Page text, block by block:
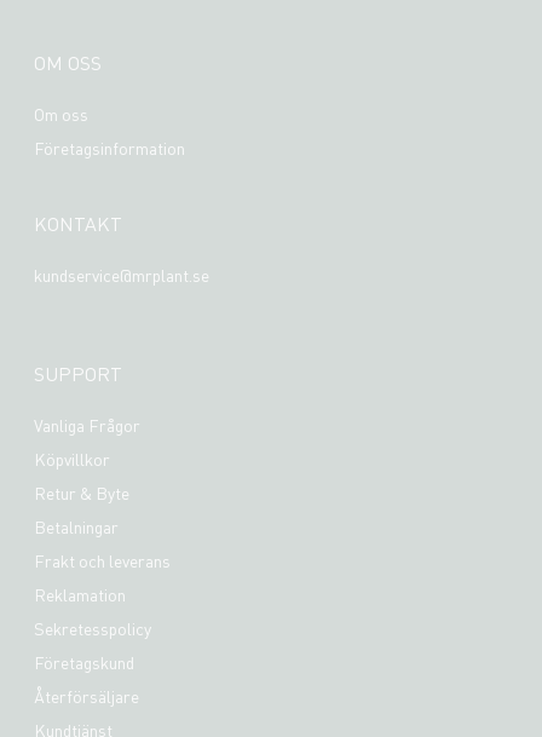
OM OSS
Om oss
Företagsinformation
KONTAKT
kundservice@mrplant.se
SUPPORT
Vanliga Frågor
Köpvillkor
Retur & Byte
Betalningar
Frakt och leverans
Reklamation
Sekretesspolicy
Företagskund
Återförsäljare
Kundtjänst